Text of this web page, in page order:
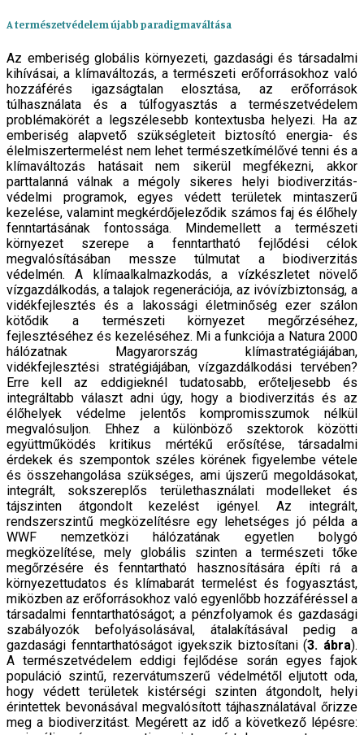
A természetvédelem újabb paradigmaváltása
Az emberiség globális környezeti, gazdasági és társadalmi
kihívásai, a klímaváltozás, a természeti erőforrásokhoz való
hozzáférés igazságtalan elosztása, az erőforrások
túlhasználata és a túlfogyasztás a természetvédelem
problémakörét a legszélesebb kontextusba helyezi. Ha az
emberiség alapvető szükségleteit biztosító energia- és
élelmiszertermelést nem lehet természetkímélővé tenni és a
klímaváltozás hatásait nem sikerül megfékezni, akkor
parttalanná válnak a mégoly sikeres helyi biodiverzitás-
védelmi programok, egyes védett területek mintaszerű
kezelése, valamint megkérdőjeleződik számos faj és élőhely
fenntartásának fontossága. Mindemellett a természeti
környezet szerepe a fenntartható fejlődési célok
megvalósításában messze túlmutat a biodiverzitás
védelmén. A klímaalkalmazkodás, a vízkészletet növelő
vízgazdálkodás, a talajok regenerációja, az ivóvízbiztonság, a
vidékfejlesztés és a lakossági életminőség ezer szálon
kötődik a természeti környezet megőrzéséhez,
fejlesztéséhez és kezeléséhez. Mi a funkciója a Natura 2000
hálózatnak Magyarország klímastratégiájában,
vidékfejlesztési stratégiájában, vízgazdálkodási tervében?
Erre kell az eddigieknél tudatosabb, erőteljesebb és
integráltabb választ adni úgy, hogy a biodiverzitás és az
élőhelyek védelme jelentős kompromisszumok nélkül
megvalósuljon. Ehhez a különböző szektorok közötti
együttműködés kritikus mértékű erősítése, társadalmi
érdekek és szempontok széles körének figyelembe vétele
és összehangolása szükséges, ami újszerű megoldásokat,
integrált, sokszereplős területhasználati modelleket és
tájszinten átgondolt kezelést igényel. Az integrált,
rendszerszintű megközelítésre egy lehetséges jó példa a
WWF nemzetközi hálózatának egyetlen bolygó
megközelítése, mely globális szinten a természeti tőke
megőrzésére és fenntartható hasznosítására építi rá a
környezettudatos és klímabarát termelést és fogyasztást,
miközben az erőforrásokhoz való egyenlőbb hozzáféréssel a
társadalmi fenntarthatóságot; a pénzfolyamok és gazdasági
szabályozók befolyásolásával, átalakításával pedig a
gazdasági fenntarthatóságot igyekszik biztosítani (3. ábra).
A természetvédelem eddigi fejlődése során egyes fajok
populáció szintű, rezervátumszerű védelmétől eljutott oda,
hogy védett területek kistérségi szinten átgondolt, helyi
érintettek bevonásával megvalósított tájhasználatával őrizze
meg a biodiverzitást. Megérett az idő a következő lépésre: